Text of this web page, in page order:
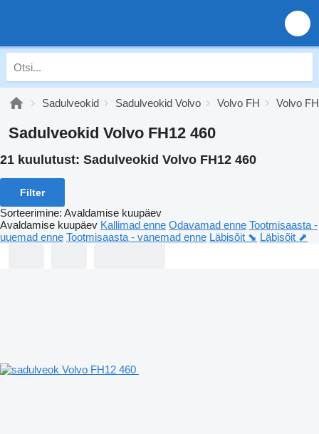
Sadulveokid Sadulveokid Volvo Volvo FH Volvo
Sadulveokid Volvo FH12 460
21 kuulutust: Sadulveokid Volvo FH12 460
Filter
Sorteerimine: Avaldamise kuupäev
Avaldamise kuupäev Kallimad enne Odavamad enne Tootmisaasta -
uuemad enne Tootmisaasta - vanemad enne Läbisõit ⬊ Läbisõit ⬈